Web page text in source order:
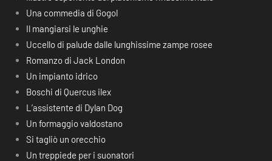
Una commedia di Gogol
Il mangiarsi le unghie
Uccello di palude dalle lunghissime zampe rosee
Romanzo di Jack London
Un impianto idrico
Boschi di Quercus ilex
L’assistente di Dylan Dog
Un formaggio valdostano
Si tagliò un orecchio
Un treppiede per i suonatori